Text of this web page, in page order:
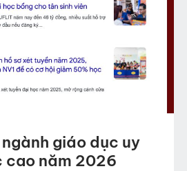
giáo dục uy
cao năm 2026